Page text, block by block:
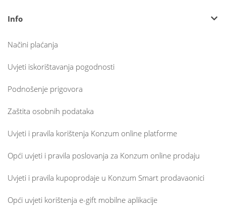
Info
Načini plaćanja
Uvjeti iskorištavanja pogodnosti
Podnošenje prigovora
Zaštita osobnih podataka
Uvjeti i pravila korištenja Konzum online platforme
Opći uvjeti i pravila poslovanja za Konzum online prodaju
Uvjeti i pravila kupoprodaje u Konzum Smart prodavaonici
Opći uvjeti korištenja e-gift mobilne aplikacije